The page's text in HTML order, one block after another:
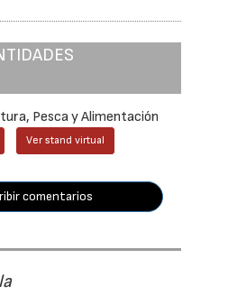
Pesca y Alimentación
Ver stand virtual
comentarios